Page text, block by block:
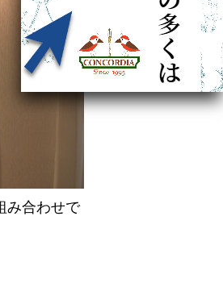
み合わせで